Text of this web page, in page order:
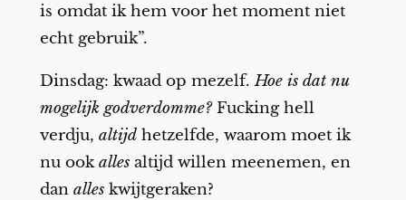
is omdat ik hem voor het moment niet
echt gebruik”.
Dinsdag: kwaad op mezelf.Hoe is dat nu
mogelijk godverdomme?Fucking hell
verdju, altijdhetzelfde, waarom moet ik
nu ookallesaltijd willen meenemen, en
dan alleskwijtgeraken?